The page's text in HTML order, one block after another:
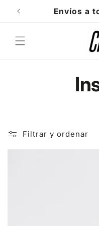
directamenteEnvíos a
C
l
Filtrar y ordenar